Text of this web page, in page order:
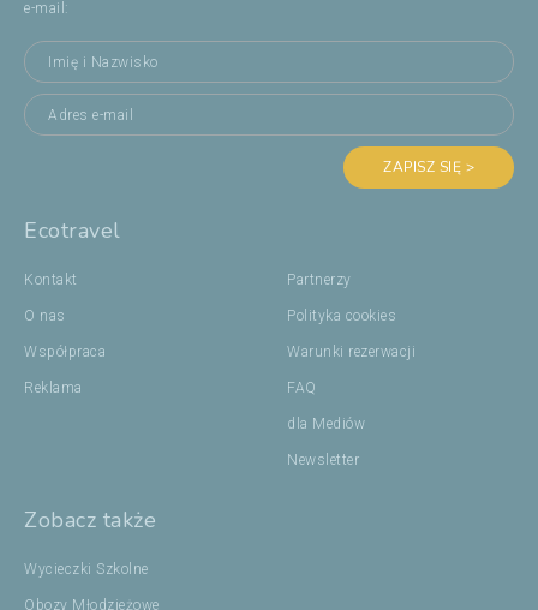
e-mail:
ZAPISZ SIĘ >
Ecotravel
Kontakt
O nas
Współpraca
Reklama
Partnerzy
Polityka cookies
Warunki rezerwacji
FAQ
dla Mediów
Newsletter
Zobacz także
Wycieczki Szkolne
Obozy Młodzieżowe